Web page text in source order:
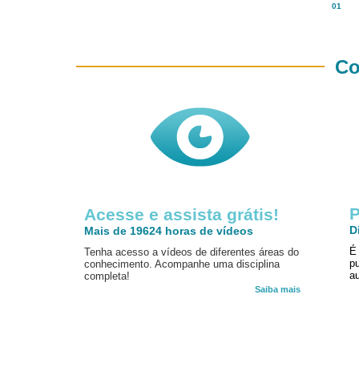
01
Acesse e assista grátis!
Mais de 19624 horas de vídeos
Tenha acesso a vídeos de diferentes áreas do
conhecimento. Acompanhe uma disciplina
completa!
Saiba mais